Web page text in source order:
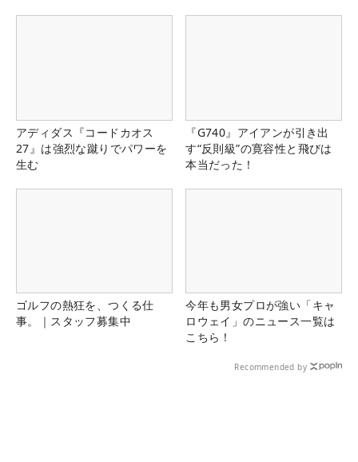
アディダス『コードカオス
27』は強烈な蹴りでパワーを
生む
『G740』アイアンが引き出
す“反則級”の寛容性と飛びは
本当だった！
ゴルフの熱狂を、つくる仕
事。｜スタッフ募集中
今年も男女プロが強い「キャ
ロウェイ」のニュース一覧は
こちら！
Recommended by